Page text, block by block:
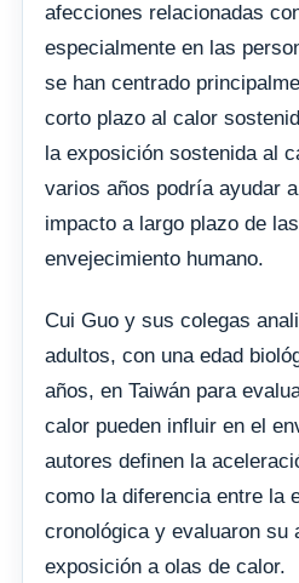
afecciones relacionadas
especialmente en las
se han centrado
corto plazo al calor
la exposición sostenida al
varios años podría ayudar
impacto a largo plazo de
envejecimiento humano.
Cui Guo y sus colegas
adultos, con una edad
años, en Taiwán para
calor pueden influir en el
autores definen la
como la diferencia entre la
cronológica y evaluaron su
exposición a olas de calor.